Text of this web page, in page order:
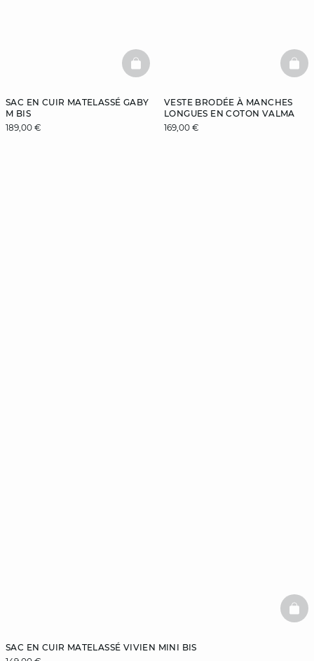
SAC EN CUIR MATELASSÉ GABY
M BIS
189,00 €
BASKETFULL
VESTE BRODÉE À MANCHES
LONGUES EN COTON VALMA
169,00 €
SAC EN CUIR MATELASSÉ VIVIEN MINI BIS